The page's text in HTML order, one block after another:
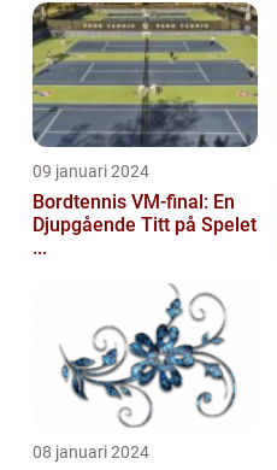
09 januari 2024
Bordtennis VM-final: En
Djupgående Titt på Spelet
...
08 januari 2024